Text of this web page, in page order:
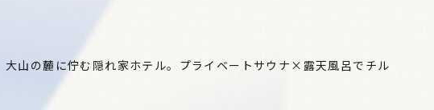
大山の麓に佇む隠れ家ホテル。プライベートサウナ×露天風呂でチル